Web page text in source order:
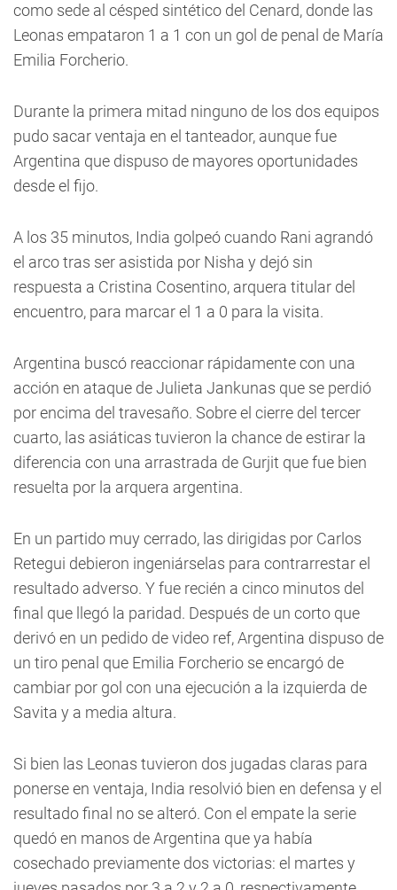
como sede al césped sintético del Cenard, donde las
Leonas empataron 1 a 1 con un gol de penal de María
Emilia Forcherio.
Durante la primera mitad ninguno de los dos equipos
pudo sacar ventaja en el tanteador, aunque fue
Argentina que dispuso de mayores oportunidades
desde el fijo.
A los 35 minutos, India golpeó cuando Rani agrandó
el arco tras ser asistida por Nisha y dejó sin
respuesta a Cristina Cosentino, arquera titular del
encuentro, para marcar el 1 a 0 para la visita.
Argentina buscó reaccionar rápidamente con una
acción en ataque de Julieta Jankunas que se perdió
por encima del travesaño. Sobre el cierre del tercer
cuarto, las asiáticas tuvieron la chance de estirar la
diferencia con una arrastrada de Gurjit que fue bien
resuelta por la arquera argentina.
En un partido muy cerrado, las dirigidas por Carlos
Retegui debieron ingeniárselas para contrarrestar el
resultado adverso. Y fue recién a cinco minutos del
final que llegó la paridad. Después de un corto que
derivó en un pedido de video ref, Argentina dispuso de
un tiro penal que Emilia Forcherio se encargó de
cambiar por gol con una ejecución a la izquierda de
Savita y a media altura.
Si bien las Leonas tuvieron dos jugadas claras para
ponerse en ventaja, India resolvió bien en defensa y el
resultado final no se alteró. Con el empate la serie
quedó en manos de Argentina que ya había
cosechado previamente dos victorias: el martes y